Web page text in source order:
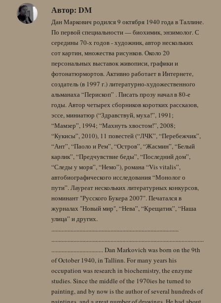
Автор: DM
Дан Маркович родился 9 октября 1940 года в Таллине.
По первой специальности — биохимик, энзимолог. С
середины 70-х годов - художник, автор нескольких
сот картин, множества рисунков. Около 20
персональных выставок живописи, графики и
фотонатюрмортов. Активно работает в Интернете,
создатель (в 1997 г.) литературно-художественного
альманаха “Перископ” . Писать прозу начал в 80-е
годы. Автор четырех сборников коротких рассказов,
эссе, миниатюр (“Здравствуй, муха!”, 1991;
“Мамзер”, 1994; “Махнуть хвостом!”, 2008;
“Кукисы”, 2010), 11 повестей (“ЛЧК”, “Перебежчик”,
“Ант”, “Паоло и Рем”, “Остров”, “Жасмин”, “Белый
карлик”, “Предчувствие беды”, “Последний дом”,
“Следы у моря”, “Немо”), романа “Vis vitalis”,
автобиографического исследования “Монолог о
пути”. Лауреат нескольких литературных конкурсов,
номинант "Русского Букера 2007". Печатался в
журналах "Новый мир", “Нева”, “Крещатик”, “Наша
улица” и других.
......................................................................................
.......................................................................................................
................................... Dan Markovich was born on the 9th
of October 1940, in Tallinn. For many years his
occupation was research in biochemistry, the enzyme
studies. Since the middle of the 1970ies he turned to
painting, and by now is the author of several hundreds of